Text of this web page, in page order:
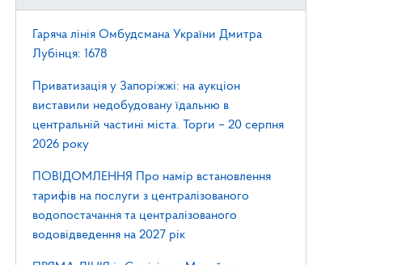
Гаряча лінія Омбудсмана України Дмитра
Лубінця: 1678
Приватизація у Запоріжжі: на аукціон
виставили недобудовану їдальню в
центральній частині міста. Торги – 20 серпня
2026 року
ПОВІДОМЛЕННЯ Про намір встановлення
тарифів на послуги з централізованого
водопостачання та централізованого
водовідведення на 2027 рік